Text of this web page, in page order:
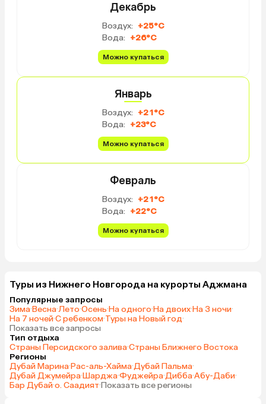
Декабрь
Воздух: +25°C
Вода: +26°C
Можно купаться
Январь
Воздух: +21°C
Вода: +23°C
Можно купаться
Февраль
Воздух: +21°C
Вода: +22°C
Можно купаться
Туры из Нижнего Новгорода на курорты Аджмана
Популярные запросы
Зима·Весна·Лето·Осень·На одного·На двоих·На 3 ночи·
На 7 ночей·С ребенком·Туры на Новый год·
Показать все запросы
Тип отдыха
Страны Персидского залива·Страны Ближнего Востока
Регионы
Дубай Марина·Рас-аль-Хайма·Дубай Пальма·
Дубай Джумейра·Шарджа·Фуджейра·Дибба·Абу-Даби·
Бар Дубай·о. Саадият·Показать все регионы